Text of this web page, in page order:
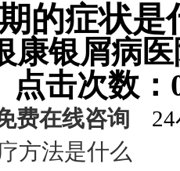
的症状是
银康银
点击次数
费在线咨询 24
方法是什么